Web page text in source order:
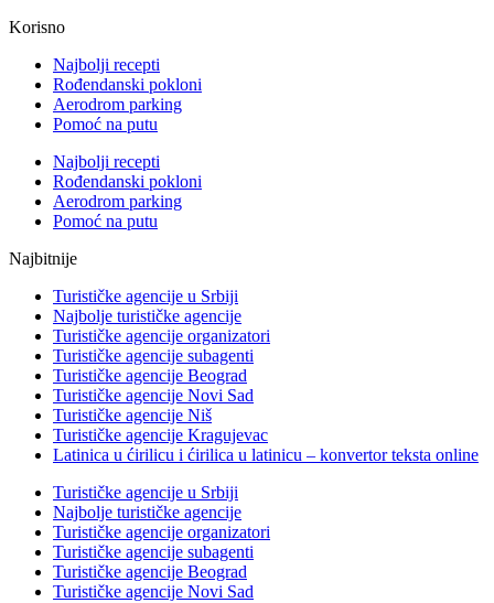
Korisno
Najbolji recepti
Rođendanski pokloni
Aerodrom parking
Pomoć na putu
Najbolji recepti
Rođendanski pokloni
Aerodrom parking
Pomoć na putu
Najbitnije
Turističke agencije u Srbiji
Najbolje turističke agencije
Turističke agencije organizatori
Turističke agencije subagenti
Turističke agencije Beograd
Turističke agencije Novi Sad
Turističke agencije Niš
Turističke agencije Kragujevac
Latinica u ćirilicu i ćirilica u latinicu – konvertor teksta online
Turističke agencije u Srbiji
Najbolje turističke agencije
Turističke agencije organizatori
Turističke agencije subagenti
Turističke agencije Beograd
Turističke agencije Novi Sad